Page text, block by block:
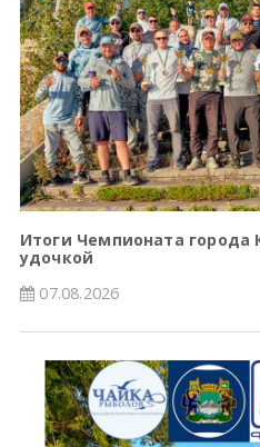
Итоги Чемпионата города
удочкой
07.08.2026